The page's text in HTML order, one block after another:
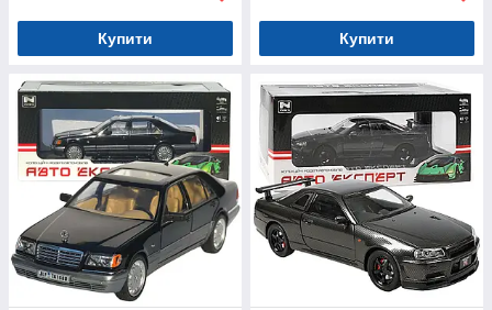
Купити Купити